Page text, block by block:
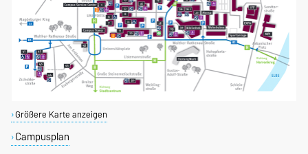
Größere Karte anzeigen
Campusplan